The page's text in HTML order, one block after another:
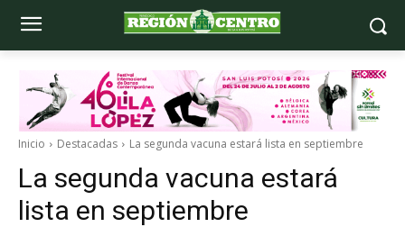
Inicio Destacadas La segunda vacuna estará lista en septiembre
La segunda vacuna estará
lista en septiembre